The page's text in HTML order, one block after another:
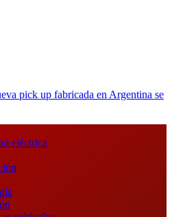
pick up fabricada en Argentina se
eléctrica